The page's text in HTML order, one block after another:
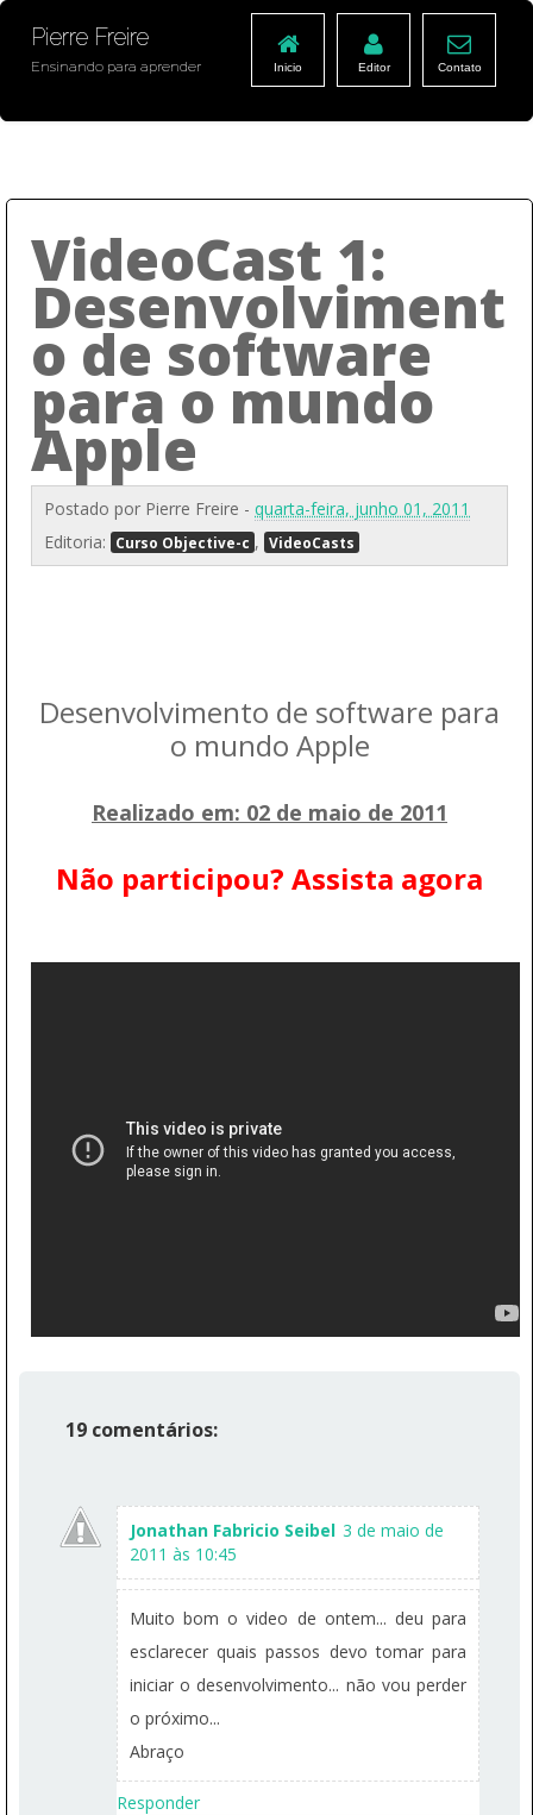
Pierre Freire
Ensinando para aprender Inicio Editor Contato
VideoCast 1:
Desenvolviment
o de software
para o mundo
Apple
Postado por Pierre Freire - quarta-feira, junho 01, 2011
Editoria:
Curso Objective-c , VideoCasts
Desenvolvimento de software para
o mundo Apple
Realizado em: 02 de maio de 2011
Não participou? Assista agora
19 comentários:
Jonathan Fabricio Seibel 3 de maio de
2011 às 10:45
Muito bom o video de ontem... deu para
esclarecer quais passos devo tomar para
iniciar o desenvolvimento... não vou perder
o próximo...
Abraço
Responder